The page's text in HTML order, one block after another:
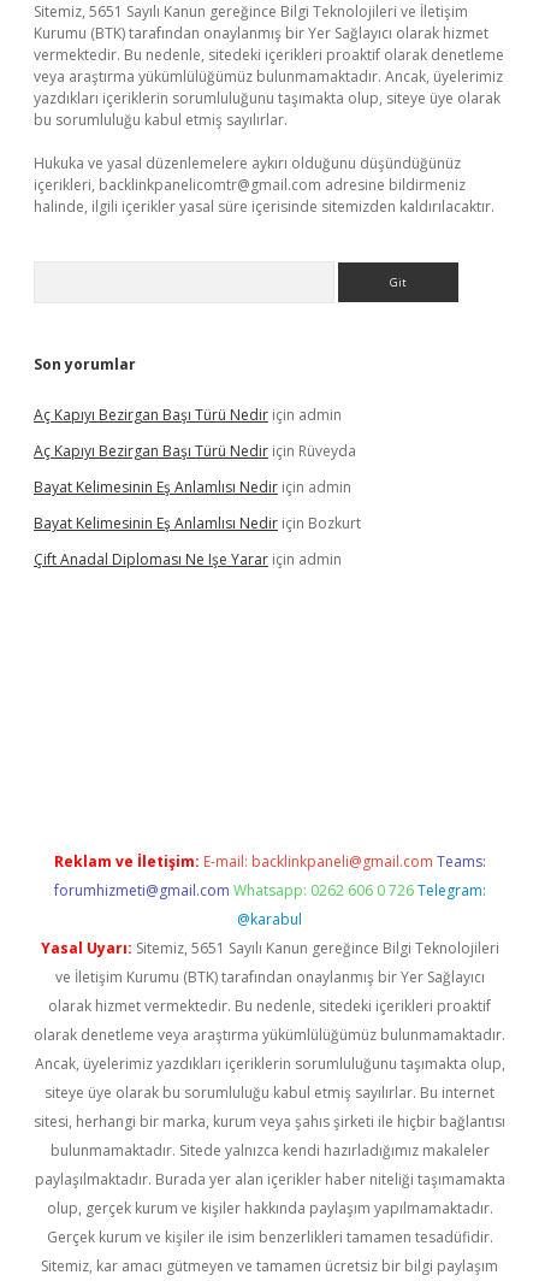
Sitemiz, 5651 Sayılı Kanun gereğince Bilgi Teknolojileri ve İletişim
Kurumu (BTK) tarafından onaylanmış bir Yer Sağlayıcı olarak hizmet
vermektedir. Bu nedenle, sitedeki içerikleri proaktif olarak denetleme
veya araştırma yükümlülüğümüz bulunmamaktadır. Ancak, üyelerimiz
yazdıkları içeriklerin sorumluluğunu taşımakta olup, siteye üye olarak
bu sorumluluğu kabul etmiş sayılırlar.
Hukuka ve yasal düzenlemelere aykırı olduğunu düşündüğünüz
içerikleri, backlinkpanelicomtr@gmail.com adresine bildirmeniz
halinde, ilgili içerikler yasal süre içerisinde sitemizden kaldırılacaktır.
Son yorumlar
Aç Kapıyı Bezirgan Başı Türü Nedir için admin
Aç Kapıyı Bezirgan Başı Türü Nedir için Rüveyda
Bayat Kelimesinin Eş Anlamlısı Nedir için admin
Bayat Kelimesinin Eş Anlamlısı Nedir için Bozkurt
Çift Anadal Diploması Ne Işe Yarar için admin
Reklam ve İletişim: E-mail: backlinkpaneli@gmail.com Teams:
forumhizmeti@gmail.com Whatsapp: 0262 606 0 726 Telegram:
@karabul
Yasal Uyarı: Sitemiz, 5651 Sayılı Kanun gereğince Bilgi Teknolojileri
ve İletişim Kurumu (BTK) tarafından onaylanmış bir Yer Sağlayıcı
olarak hizmet vermektedir. Bu nedenle, sitedeki içerikleri proaktif
olarak denetleme veya araştırma yükümlülüğümüz bulunmamaktadır.
Ancak, üyelerimiz yazdıkları içeriklerin sorumluluğunu taşımakta olup,
siteye üye olarak bu sorumluluğu kabul etmiş sayılırlar. Bu internet
sitesi, herhangi bir marka, kurum veya şahıs şirketi ile hiçbir bağlantısı
bulunmamaktadır. Sitede yalnızca kendi hazırladığımız makaleler
paylaşılmaktadır. Burada yer alan içerikler haber niteliği taşımamakta
olup, gerçek kurum ve kişiler hakkında paylaşım yapılmamaktadır.
Gerçek kurum ve kişiler ile isim benzerlikleri tamamen tesadüfidir.
Sitemiz, kar amacı gütmeyen ve tamamen ücretsiz bir bilgi paylaşım